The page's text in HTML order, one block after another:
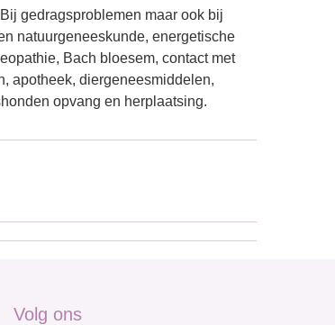
gedragsproblemen maar ook bij
natuurgeneeskunde, energetische
Bach bloesem, contact met
apotheek, diergeneesmiddelen,
opvang en herplaatsing.
Volg ons